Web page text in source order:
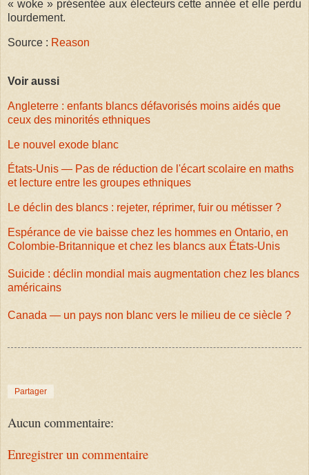
« woke » présentée aux électeurs cette année et elle perdu
lourdement.
Source : Reason
Voir aussi
Angleterre : enfants blancs défavorisés moins aidés que
ceux des minorités ethniques
Le nouvel exode blanc
États-Unis — Pas de réduction de l'écart scolaire en maths
et lecture entre les groupes ethniques
Le déclin des blancs : rejeter, réprimer, fuir ou métisser ?
Espérance de vie baisse chez les hommes en Ontario, en
Colombie-Britannique et chez les blancs aux États-Unis
Suicide : déclin mondial mais augmentation chez les blancs
américains
Canada — un pays non blanc vers le milieu de ce siècle ?
Partager
Aucun commentaire:
Enregistrer un commentaire